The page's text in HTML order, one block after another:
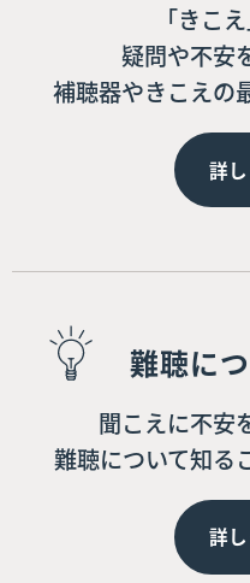
「きこ
疑問や不安
補聴器やきこえの
詳
難聴に
聞こえに不安
難聴について知る
詳